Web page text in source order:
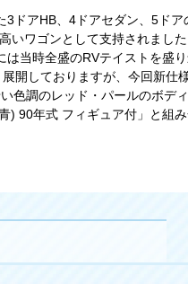
ドアHB、4ドアセダン、5ド
いワゴンとして支持されました
当時全盛のRVテイストを盛
開しておりますが、今回新仕
色調のレッド・パールのボディ
90年式 フィギュア付」と組